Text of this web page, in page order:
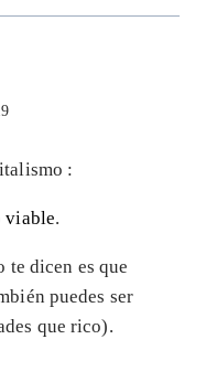
:
viable.
te dicen es que
puedes ser
que rico).